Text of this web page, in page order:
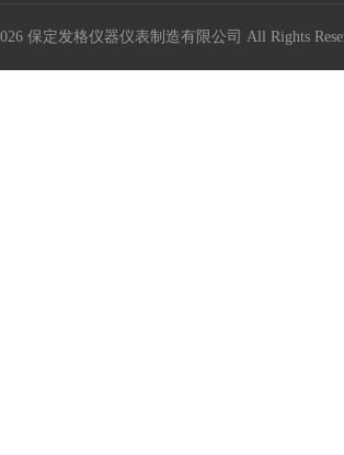
保定发格仪器仪表制造有限公司 All Rights